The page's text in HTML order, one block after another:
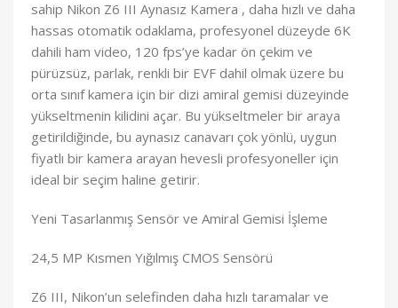
sahip Nikon Z6 III Aynasız Kamera , daha hızlı ve daha
hassas otomatik odaklama, profesyonel düzeyde 6K
dahili ham video, 120 fps’ye kadar ön çekim ve
pürüzsüz, parlak, renkli bir EVF dahil olmak üzere bu
orta sınıf kamera için bir dizi amiral gemisi düzeyinde
yükseltmenin kilidini açar. Bu yükseltmeler bir araya
getirildiğinde, bu aynasız canavarı çok yönlü, uygun
fiyatlı bir kamera arayan hevesli profesyoneller için
ideal bir seçim haline getirir.
Yeni Tasarlanmış Sensör ve Amiral Gemisi İşleme
24,5 MP Kısmen Yığılmış CMOS Sensörü
Z6 III, Nikon’un selefinden daha hızlı taramalar ve